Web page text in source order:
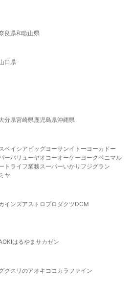
良県和歌山県
口県
分県宮崎県鹿児島県沖縄県
ベイシア ビッグヨーサンイトーヨーカドー
ーバリューヤオコーオーケー ヨークベニマル
ト ライフ業務スーパーいかり フジグラン
ヤ
インズアストロプロダクツDCM
はるやま サカゼン
クスリのアオキ ココカラファイン